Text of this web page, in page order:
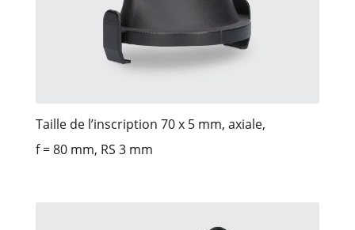
Taille de l’inscription 70 x 5 mm, axiale,
f = 80 mm, RS 3 mm